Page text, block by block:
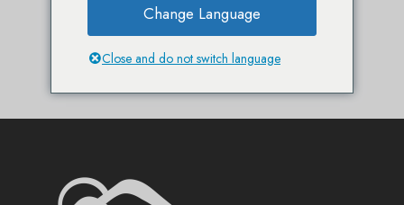
Change Language
Close and do not switch language